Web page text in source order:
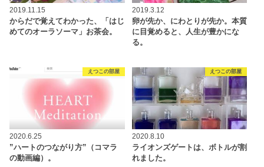
2019.11.15
からだで覚えてわかった、「はじ
めてのオーラソーマ」お茶会。
2019.3.12
卵が先か、にわとりが先か。本質
に目覚めると、人生が豊かにな
る。
えつこの部屋
2020.6.25
”ハートのつながり方”（コマラ
の動画編）。
えつこの部屋
2020.8.10
ライオンズゲートは、ボトルが割
れました。